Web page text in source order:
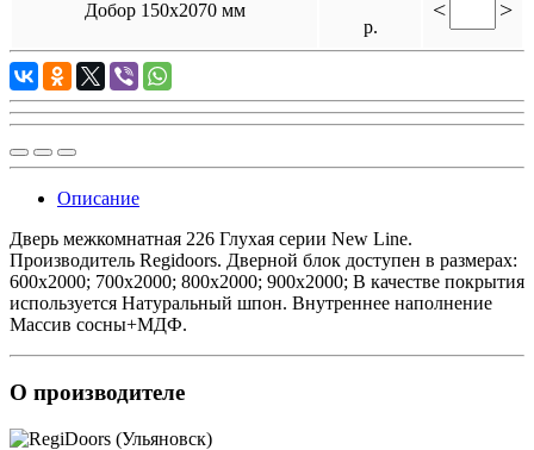
Добор 150х2070 мм
р.
< >
Описание
Дверь межкомнатная 226 Глухая серии New Line.
Производитель Regidoors. Дверной блок доступен в размерах:
600x2000; 700x2000; 800x2000; 900x2000; В качестве покрытия
используется Натуральный шпон. Внутреннее наполнение
Массив сосны+МДФ.
О производителе